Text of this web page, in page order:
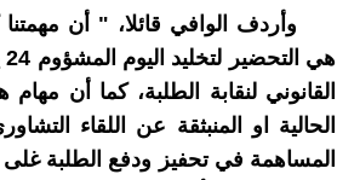
وأردف الوافي قائلا، " أن مهمتنا
القانوني لنقابة الطلبة، كما أن مهام
الحالية او المنبثقة عن اللقاء
المساهمة في تحفيز ودفع الطلبة غلى